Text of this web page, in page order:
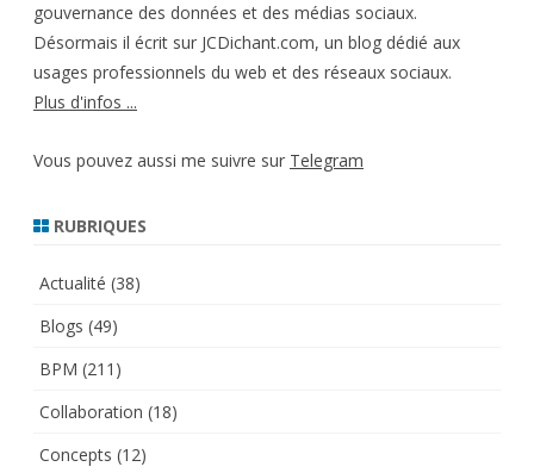
gouvernance des données et des médias sociaux.
Désormais il écrit sur JCDichant.com, un blog dédié aux
usages professionnels du web et des réseaux sociaux.
Plus d'infos ...
Vous pouvez aussi me suivre sur Telegram
RUBRIQUES
Actualité (38)
Blogs (49)
BPM (211)
Collaboration (18)
Concepts (12)